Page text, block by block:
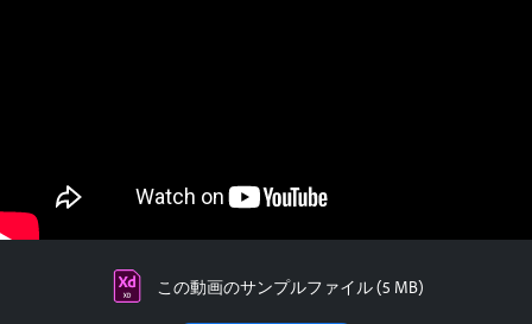
この動画のサンプルファイル (5 MB)